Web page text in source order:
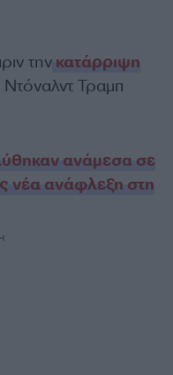
την κατάρριψη
Ντόναλντ Τραμπ
ανάμεσα σε
νέα ανάφλεξη στη